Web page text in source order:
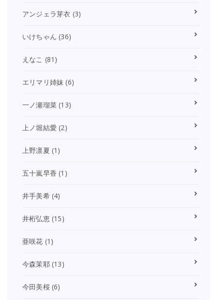
アンジェラ芽衣 (3)
いけちゃん (36)
えなこ (81)
エリマリ姉妹 (6)
一ノ瀬瑠菜 (13)
上ノ堀結愛 (2)
上野凛夏 (1)
五十嵐早香 (1)
井手美希(4)
井桁弘恵(15)
亜咲花 (1)
今森茉耶(13)
今田美桜(6)